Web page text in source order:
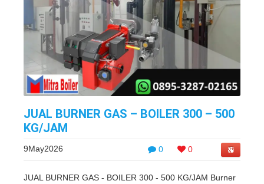
JUAL BURNER GAS – BOILER 300 – 500
KG/JAM
0 0
9May2026
JUAL BURNER GAS - BOILER 300 - 500 KG/JAM Burner